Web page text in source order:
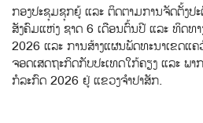
ກອງປະຊຸມຊຸກຍູ້ ແລະ ຕິດຕາມການຈັດຕັ້ງປ
ສັງຄົມແຫ່ງ ຊາດ 6 ເດືອນຕົ້ນປີ ແລະ ທິດທ
2026 ແລະ ການສ້າງແຜນພັດທະນາເຂດແ
ຈອດເສດຖະກິດກັບປະເທດໃກ້ຄຽງ ແລະ
ກໍລະກົດ 2026 ຢູ່ ແຂວງຈຳປາສັກ.